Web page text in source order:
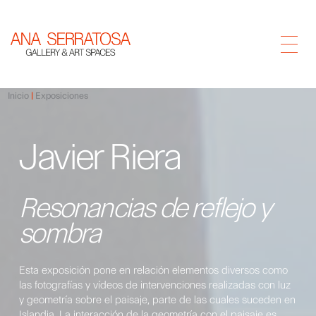
Inicio Exposiciones
Javier Riera
Resonancias de reflejo y
sombra
Esta exposición pone en relación elementos diversos como
las fotografías y vídeos de intervenciones realizadas con luz
y geometría sobre el paisaje, parte de las cuales suceden en